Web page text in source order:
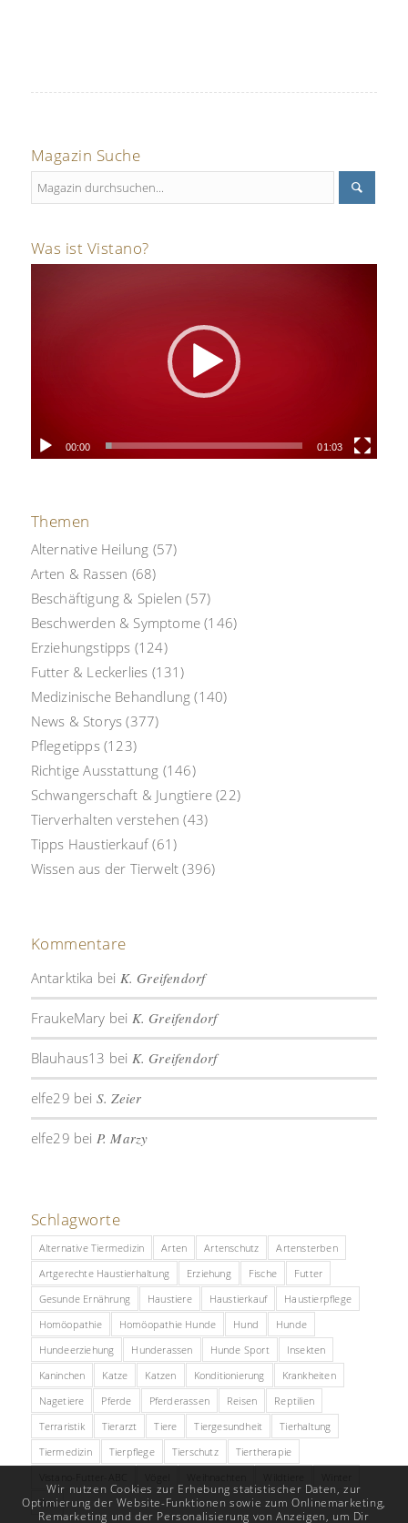
Magazin Suche
Was ist Vistano?
00:00 01:03
Themen
Alternative Heilung (57)
Arten & Rassen (68)
Beschäftigung & Spielen (57)
Beschwerden & Symptome (146)
Erziehungstipps (124)
Futter & Leckerlies (131)
Medizinische Behandlung (140)
News & Storys (377)
Pflegetipps(123)
Richtige Ausstattung (146)
Schwangerschaft & Jungtiere (22)
Tierverhalten verstehen (43)
Tipps Haustierkauf (61)
Wissen aus der Tierwelt (396)
Kommentare
Antarktika bei K. Greifendorf
FraukeMary bei K. Greifendorf
Blauhaus13 bei K. Greifendorf
elfe29 bei S. Zeier
elfe29 bei P. Marzy
Schlagworte
Alternative Tiermedizin Arten Artenschutz
Artensterben
Artgerechte Haustierhaltung
Erziehung Fische
Futter
Gesunde Ernährung
Haustiere Haustierkauf
Haustierpflege
Homöopathie
Homöopathie Hunde Hund
Hunde
Hundeerziehung
Hunderassen Hunde Sport
Insekten
Kaninchen
Katze Katzen Konditionierung
Krankheiten
Nagetiere
Pferde Pferderassen Reisen
Reptilien
Terraristik
Tierarzt Tiere Tiergesundheit
Tierhaltung
Tiermedizin
Tierpflege Tierschutz
Tiertherapie
Zoo
Wir nutzen Cookies zur Erhebung statistischer Daten, zur
Optimierung der Website-Funktionen sowie zum Onlinemarketing,
Remarketing und der Personalisierung von Anzeigen, um Dir